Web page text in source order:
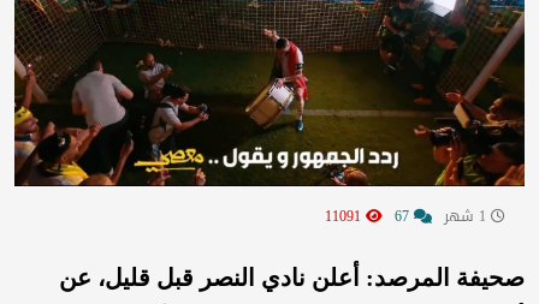
صحيفة المرصد: أعلن نادي النصر قبل قليل، عن